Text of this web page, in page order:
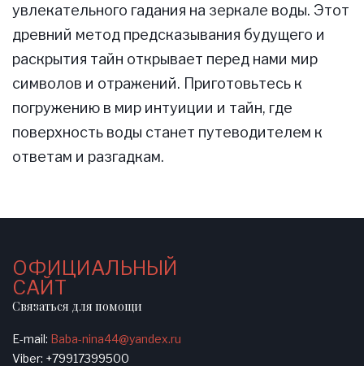
увлекательного гадания на зеркале воды. Этот
древний метод предсказывания будущего и
раскрытия тайн открывает перед нами мир
символов и отражений. Приготовьтесь к
погружению в мир интуиции и тайн, где
поверхность воды станет путеводителем к
ответам и разгадкам.
ОФИЦИАЛЬНЫЙ
САЙТ
Связаться для помощи
E-mail: Baba-nina44@yandex.ru
Viber: +79917399500